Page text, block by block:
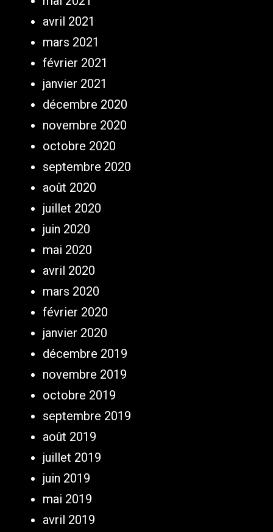
avril 2021
mars 2021
février 2021
janvier 2021
décembre 2020
novembre 2020
octobre 2020
septembre 2020
août 2020
juillet 2020
juin 2020
mai 2020
avril 2020
mars 2020
février 2020
janvier 2020
décembre 2019
novembre 2019
octobre 2019
septembre 2019
août 2019
juillet 2019
juin 2019
mai 2019
avril 2019